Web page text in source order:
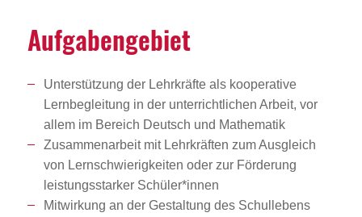
Aufga­ben­ge­biet
Unterstützung der Lehrkräfte als kooperative
Lernbegleitung in der unterrichtlichen Arbeit, vor
allem im Bereich Deutsch und Mathematik
Zusammenarbeit mit Lehrkräften zum Ausgleich
von Lernschwierigkeiten oder zur Förderung
leistungsstarker Schüler*innen
Mitwirkung an der Gestaltung des Schullebens